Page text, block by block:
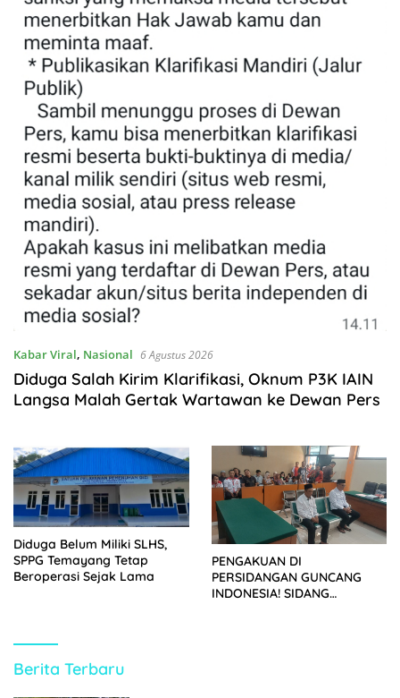
Kabar Viral, Nasional 6 Agustus 2026
Diduga Salah Kirim Klarifikasi, Oknum P3K IAIN
Langsa Malah Gertak Wartawan ke Dewan Pers
Diduga Belum Miliki SLHS,
SPPG Temayang Tetap
Beroperasi Sejak Lama
PENGAKUAN DI
PERSIDANGAN GUNCANG
INDONESIA! SIDANG
https://kupasberita.net
Berita Terbaru